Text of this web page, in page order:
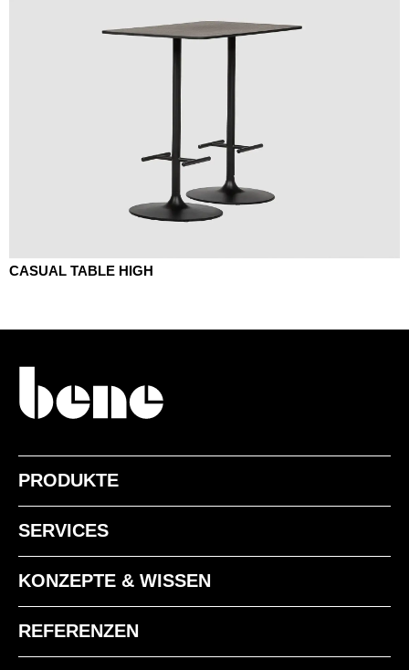
CASUAL TABLE HIGH
PRODUKTE
SERVICES
KONZEPTE & WISSEN
REFERENZEN